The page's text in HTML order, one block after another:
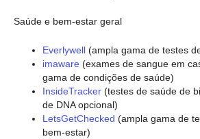
Saúde e bem-estar geral
Everlywell (ampla gama de testes
imaware (exames de sangue em
gama de condições de saúde)
InsideTracker (testes de saúde de
de DNA opcional)
LetsGetChecked (ampla gama de
bem-estar)